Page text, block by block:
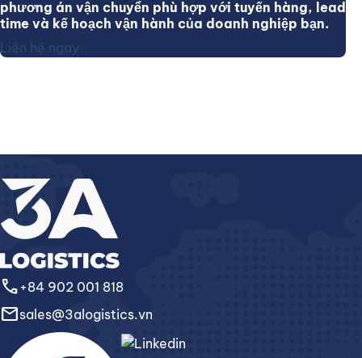
phương án vận chuyển phù hợp với tuyến hàng, lead
time và kế hoạch vận hành của doanh nghiệp bạn.
Liên hệ ngay
call+84 902 001 818
emailsales@3alogistics.vn